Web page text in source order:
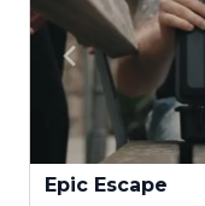
Epic Escape